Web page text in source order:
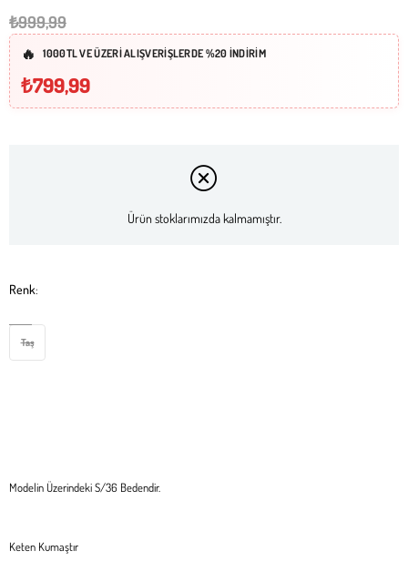
₺999,99
1000TL VE ÜZERİ ALIŞVERİŞLERDE %20 İNDİRİM
₺799,99
Ürün stoklarımızda kalmamıştır.
Renk:
Taş
Modelin Üzerindeki S/36 Bedendir.
Keten Kumaştır